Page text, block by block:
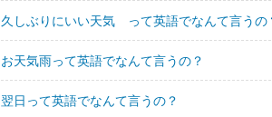
久しぶりにいい天気 って英語でなんて言うの
お天気雨って英語でなんて言うの？
翌日って英語でなんて言うの？